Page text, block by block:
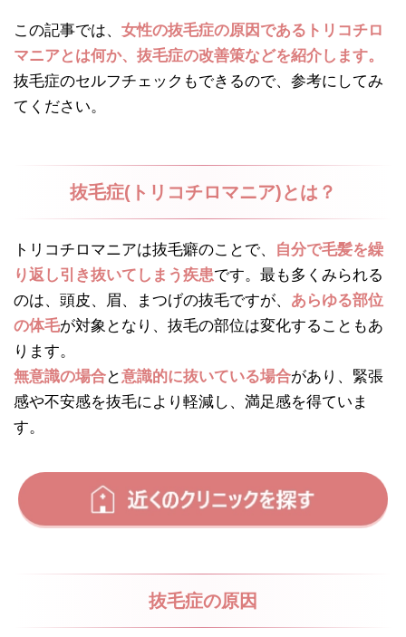
この記事では、 女性の抜毛症の原因であるトリコチロ
マニアとは何か、抜毛症の改善策などを紹介します。
抜毛症のセルフチェックもできるので、参考にしてみ
てください。
抜毛症(トリコチロマニア)とは？
トリコチロマニアは抜毛癖のことで、
自分で毛髪を繰
り返し引き抜いてしまう疾患です。最も多くみられる
のは、頭皮、眉、まつげの抜毛ですが、 あらゆる部位
の体毛が対象となり、抜毛の部位は変化することもあ
ります。
無意識の場合と意識的に抜いている場合があり、緊張
感や不安感を抜毛により軽減し、満足感を得ていま
す。
抜毛症の原因